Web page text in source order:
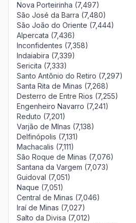
Nova Porteirinha (7,497)
São José da Barra (7,480)
São João do Oriente (7,444)
Alpercata (7,436)
Inconfidentes (7,358)
Indaiabira (7,339)
Sericita (7,333)
Santo Antônio do Retiro (7,297)
Santa Rita de Minas (7,268)
Desterro de Entre Rios (7,255)
Engenheiro Navarro (7,241)
Reduto (7,201)
Varjão de MInas (7,138)
Delfinópolis (7,131)
Machacalis (7,111)
São Roque de Minas (7,076)
Santana da Vargem (7,073)
Guidoval (7,051)
Naque (7,051)
Central de Minas (7,046)
Iraí de Minas (7,027)
Salto da Divisa (7,012)